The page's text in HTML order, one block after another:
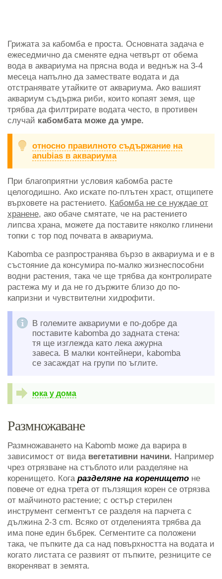
Грижата за кабомба е проста. Основната задача е
ежеседмично да сменяте една четвърт от обема
вода в аквариума на прясна вода и веднъж на 3-4
месеца напълно да замествате водата и да
отстранявате утайките от аквариума. Ако вашият
аквариум съдържа риби, които копаят земя, ще
трябва да филтрирате водата често, в противен
случай кабомбата може да умре.
относно правилното съдържание на
anubias в аквариума
При благоприятни условия кабомба расте
целогодишно. Ако искате по-плътен храст, отщипете
върховете на растението. Кабомба не се нуждае от
хранене, ако обаче смятате, че на растението
липсва храна, можете да поставите няколко глинени
топки с тор под почвата в аквариума.
Kabomba се разпространява бързо в аквариума и е в
състояние да консумира по-малко жизнеспособни
водни растения, така че ще трябва да контролирате
растежа му и да не го държите близо до по-
капризни и чувствителни хидрофити.
В големите аквариуми е по-добре да
поставите kabomba до задната стена:
тя ще изглежда като лека ажурна
завеса. В малки контейнери, kabomba
се засаждат на групи по ъглите.
юка у дома
Размножаване
Размножаването на Kabomb може да варира в
зависимост от вида вегетативни начини. Например
чрез отрязване на стъблото или разделяне на
коренището. Кога разделяне на коренището не
повече от една трета от пълзящия корен се отрязва
от майчиното растение; с остър стерилен
инструмент сегментът се разделя на парчета с
дължина 2-3 cm. Всяко от отделенията трябва да
има поне един бъбрек. Сегментите са положени
така, че пъпките да са над повърхността на водата и
когато листата се развият от пъпките, резниците се
вкореняват в земята.